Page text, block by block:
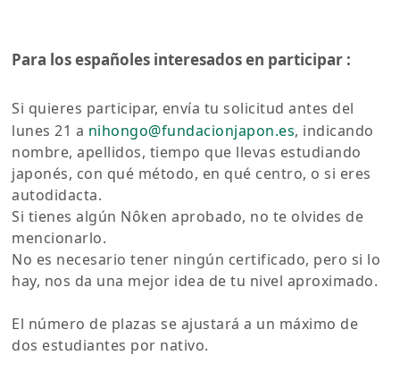
Para los españoles interesados en participar :
Si quieres participar, envía tu solicitud antes del
lunes 21 a nihongo@fundacionjapon.es, indicando
nombre, apellidos, tiempo que llevas estudiando
japonés, con qué método, en qué centro, o si eres
autodidacta.
Si tienes algún Nôken aprobado, no te olvides de
mencionarlo.
No es necesario tener ningún certificado, pero si lo
hay, nos da una mejor idea de tu nivel aproximado.
El número de plazas se ajustará a un máximo de
dos estudiantes por nativo.